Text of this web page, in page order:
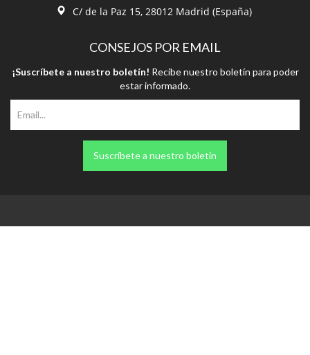
¡Suscríbete a nuestro boletín!Recibe nuestro boletín para poder
estar informado.